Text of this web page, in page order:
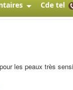
Cde tel
les peaux très